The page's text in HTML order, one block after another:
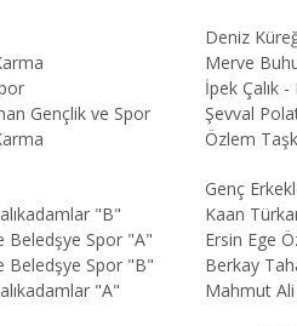
Deniz
Merve
İpek Çalık
Gençlik ve Spor
Şevval
Özlem
Genç
"B"
Kaan
Beledşye Spor "A"
Ersin Ege
Beledşye Spor "B"
Berkay
"A" Mahmut